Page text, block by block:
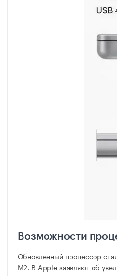
Возможности
Обновленный процессор
М2. В Apple заявляют об